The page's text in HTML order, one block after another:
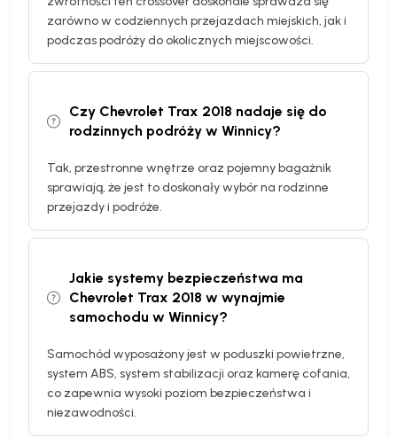
zarówno w codziennych przejazdach miejskich, jak i
podczas podróży do okolicznych miejscowości.
Czy Chevrolet Trax 2018 nadaje się do
rodzinnych podróży w Winnicy?
Tak, przestronne wnętrze oraz pojemny bagażnik
sprawiają, że jest to doskonały wybór na rodzinne
przejazdy i podróże.
Jakie systemy bezpieczeństwa ma
Chevrolet Trax 2018 w wynajmie
samochodu w Winnicy?
Samochód wyposażony jest w poduszki powietrzne,
system ABS, system stabilizacji oraz kamerę cofania,
co zapewnia wysoki poziom bezpieczeństwa i
niezawodności.